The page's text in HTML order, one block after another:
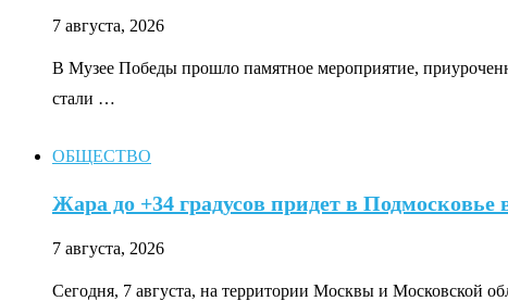
7 августа, 2026
В Музее Победы прошло памятное мероприятие,
стали …
ОБЩЕСТВО
Жара до +34 градусов придет в Подмосковье
7 августа, 2026
Сегодня, 7 августа, на территории Москвы и Московской